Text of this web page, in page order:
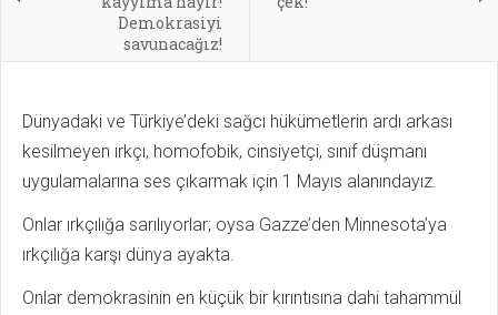
Demokrasiyi
savunacağız!
Dünyadaki ve Türkiye’deki sağcı hükümetlerin ardı arkası
kesilmeyen ırkçı, homofobik, cinsiyetçi, sınıf düşmanı
uygulamalarına ses çıkarmak için 1 Mayıs alanındayız.
Onlar ırkçılığa sarılıyorlar; oysa Gazze’den Minnesota’ya
ırkçılığa karşı dünya ayakta.
Onlar demokrasinin en küçük bir kırıntısına dahi tahammül